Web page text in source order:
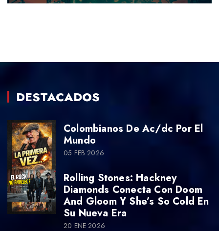
DESTACADOS
Colombianos De Ac/dc Por El
Mundo
05 FEB 2026
Rolling Stones: Hackney
Diamonds Conecta Con Doom
And Gloom Y She’s So Cold En
Su Nueva Era
20 ENE 2026